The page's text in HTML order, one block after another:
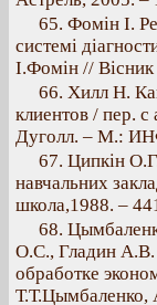
65. Фомін І.
системі
І.Фомін //
66. Хилл Н.
клиентов / пер.
Дуголл. – М.:
67. Ципкін
навчальних
школа,1988. –
68.
О.С., Гладин А.В.
обработке